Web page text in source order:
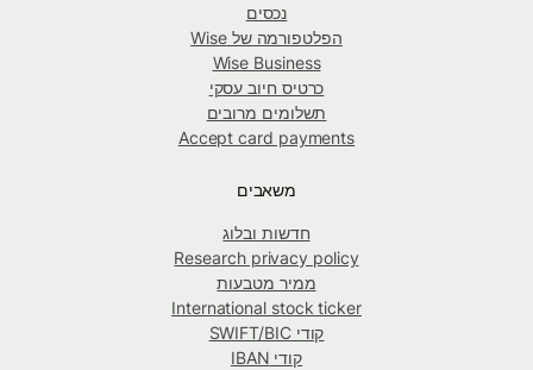
נכסים
הפלטפורמה של Wise
Wise Business
כרטיס חיוב עסקי
תשלומים מרובים
Accept card payments
משאבים
חדשות ובלוג
Research privacy policy
ממיר מטבעות
International stock ticker
קודי SWIFT/BIC
קודי IBAN